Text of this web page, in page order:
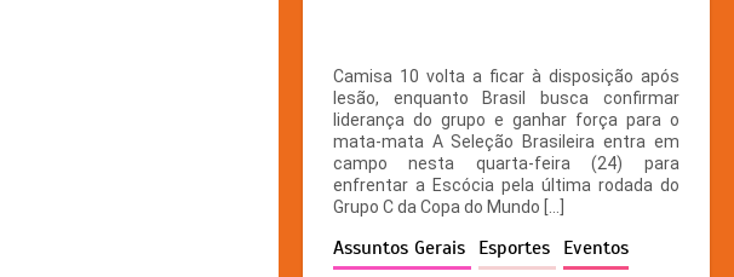
Camisa 10 volta a ficar à disposição após
lesão, enquanto Brasil busca confirmar
liderança do grupo e ganhar força para o
mata-mata A Seleção Brasileira entra em
campo nesta quarta-feira (24) para
enfrentar a Escócia pela última rodada do
Grupo C da Copa do Mundo […]
Assuntos Gerais Esportes Eventos